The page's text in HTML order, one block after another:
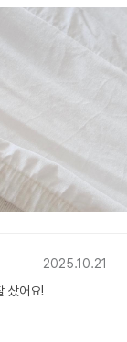
습니다.
라구요.
준 다음 기본구성
하실 것 같아요. 저
2025.10.21
샀어요!